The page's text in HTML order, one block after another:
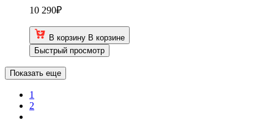
10 290₽
В корзину В корзине
Быстрый просмотр
Показать еще
1
2